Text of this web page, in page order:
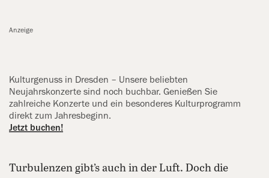
Anzeige
Kulturgenuss in Dresden – Unsere ‍beliebten
Neujahrskonzerte sind noch buchbar. Genießen Sie
zahlreiche ‍Konzerte und ein besonderes Kulturprogramm
direkt zum Jahresbeginn.
Jetzt buchen!
Turbulenzen gibt’s auch in der Luft. Doch die